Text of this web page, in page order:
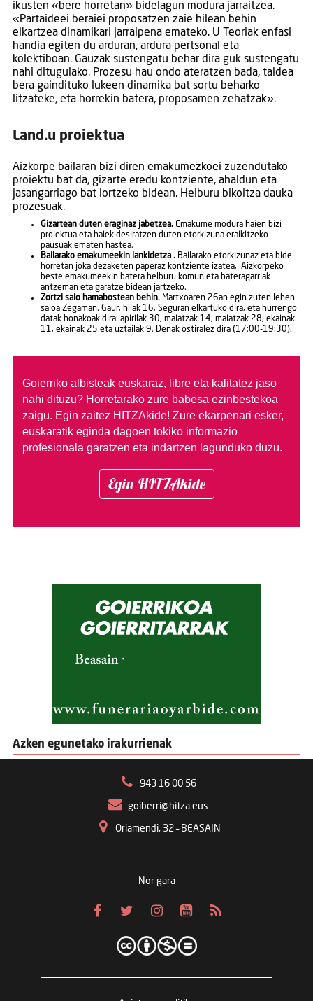
ikusten «bere horretan» bidelagun modura jarraitzea.
«Partaideei beraiei proposatzen zaie hilean behin
elkartzea dinamikari jarraipena emateko. U Teoriak enfasi
handia egiten du arduran, ardura pertsonal eta
kolektiboan. Gauzak sustengatu behar dira guk sustengatu
nahi ditugulako. Prozesu hau ondo ateratzen bada, taldea
bera gaindituko lukeen dinamika bat sortu beharko
litzateke, eta horrekin batera, proposamen zehatzak».
Land.u proiektua
Aizkorpe bailaran bizi diren emakumezkoei zuzendutako
proiektu bat da, gizarte eredu kontziente, ahaldun eta
jasangarriago bat lortzeko bidean. Helburu bikoitza dauka
prozesuak.
Gizartean duten eraginaz jabetzea.Emakume modura haien bizi
proiektua eta haiek desiratzen duten etorkizuna eraikitzeko
pausuak ematen hastea.
Bailarako emakumeekin lankidetza .Bailarako etorkizunaz eta bide
horretan joka dezaketen paperaz kontziente izatea, Aizkorpeko
beste emakumeekin batera helburu komun eta bateragarriak
antzeman eta garatze bidean jartzeko.
Zortzi saio hamabostean behin.Martxoaren 26an egin zuten lehen
saioa Zegaman. Gaur, hilak 16, Seguran elkartuko dira, eta hurrengo
datak honakoak dira: apirilak 30, maiatzak 14, maiatzak 28, ekainak
11, ekainak 25 eta uztailak 9. Denak ostiralez dira (17:00-19:30).
Goierriko albisteak euskaraz, libre eta kalitatez jaso
nahi dituzu? Horretarako zure babesa ezinbestekoa
zaigu. Egin zaitez HITZAkide! Zure ekarpenari esker,
euskaratik eginda dagoen tokiko informazio
profesionala garatzen eta indartzen lagunduko duzu.
Egin HITZAkide
Azken egunetako irakurrienak
943 16 00 56
goiberri@hitza.eus
Oriamendi, 32 – BEASAIN
Nor gara